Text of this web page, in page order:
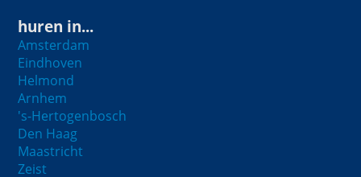
huren in...
Amsterdam
Eindhoven
Helmond
Arnhem
's-Hertogenbosch
Den Haag
Maastricht
Zeist